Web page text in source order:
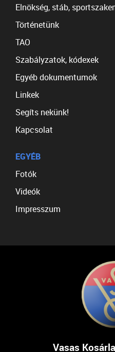
Elnökség, stáb,
Történetünk
TAO
Szabályzatok, kódexek
Egyéb dokumentumok
Linkek
Segíts nekünk!
Kapcsolat
EGYÉB
Fotók
Videók
Impresszum
Vasas